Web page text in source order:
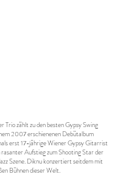
Trio zählt zu den besten Gypsy Swing
2007 erschienenen Debütalbum
erst 17-jährige Wiener Gypsy Gitarrist
Aufstieg zum Shooting Star der
Szene. Diknu konzertiert seitdem mit
Bühnen dieser Welt.